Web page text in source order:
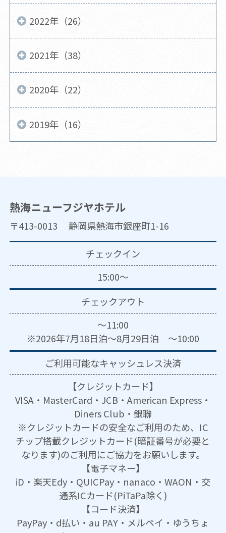
2022年（26）
2021年（38）
2020年（22）
2019年（16）
熱海ニューフジヤホテル
〒413-0013 静岡県熱海市銀座町1-16
チェックイン
15:00～
チェックアウト
～11:00
※2026年7月18日泊～8月29日泊 ～10:00
ご利用可能なキャッシュレス決済
【クレジットカード】
VISA・MasterCard・JCB・American Express・
Diners Club・銀聯
※クレジットカードの安全なご利用のため、IC
チップ搭載クレジットカード(暗証番号が必要と
なります)のご利用にご協力をお願いします。
【電子マネー】
iD・楽天Edy・QUICPay・nanaco・WAON・交
通系ICカード(PiTaPa除く)
【コード決済】
PayPay・d払い・au PAY・メルペイ・ゆうちょ